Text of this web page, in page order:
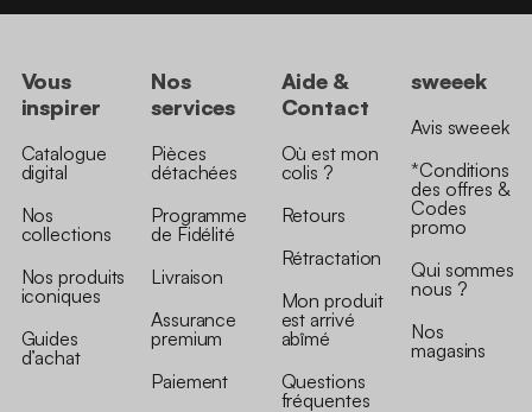
Vous
inspirer
Catalogue
digital
Nos
collections
Nos produits
iconiques
Guides
d’achat
Nos
services
Pièces
détachées
Programme
de Fidélité
Livraison
Assurance
premium
Paiement
Aide &
Contact
Où est mon
colis ?
Retours
Rétractation
Mon produit
est arrivé
abîmé
Questions
fréquentes
sweeek
Avis sweeek
*Conditions
des offres &
Codes
promo
Qui sommes
nous ?
Nos
magasins